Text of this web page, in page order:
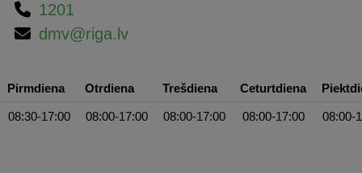
1201
dmv@riga.lv
Pirmdiena Otrdiena Trešdiena Ceturtdiena
08:30-17:00 08:00-17:00 08:00-17:00 08:00-17:00 08:00-